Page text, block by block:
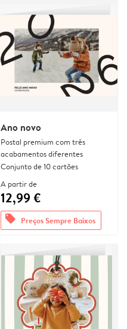
Ano novo
Postal premium com três
acabamentos diferentes
Conjunto de 10 cartões
A partir de
12,99 €
offers Preços Sempre Baixos